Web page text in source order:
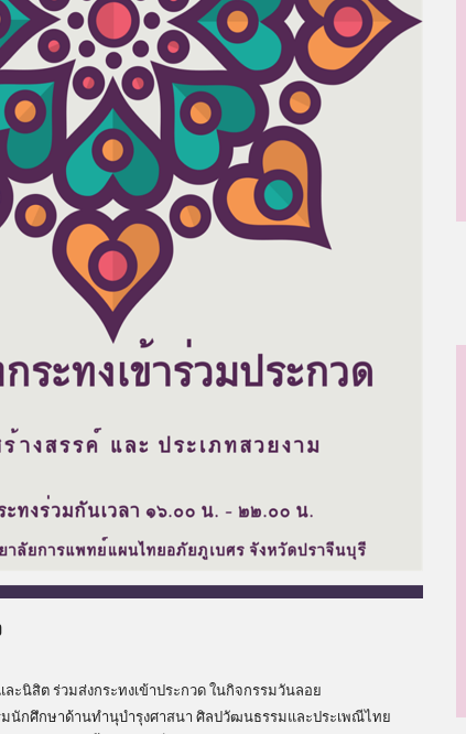
ะนิสิต ร่วมส่งกระทงเข้าประกวด ในกิจกรรมวันลอย
มนักศึกษาด้านทำนุบำรุงศาสนา ศิลปวัฒนธรรมและประเพณีไทย